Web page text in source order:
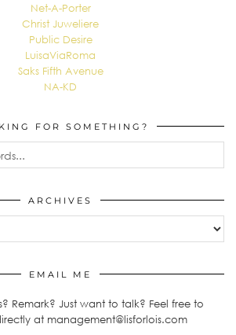
Net-A-Porter
Christ Juweliere
Public Desire
LuisaViaRoma
Saks Fifth Avenue
NA-KD
FOR SOMETHING?
ARCHIVES
EMAIL ME
Remark? Just want to talk? Feel free to
at management@lisforlois.com